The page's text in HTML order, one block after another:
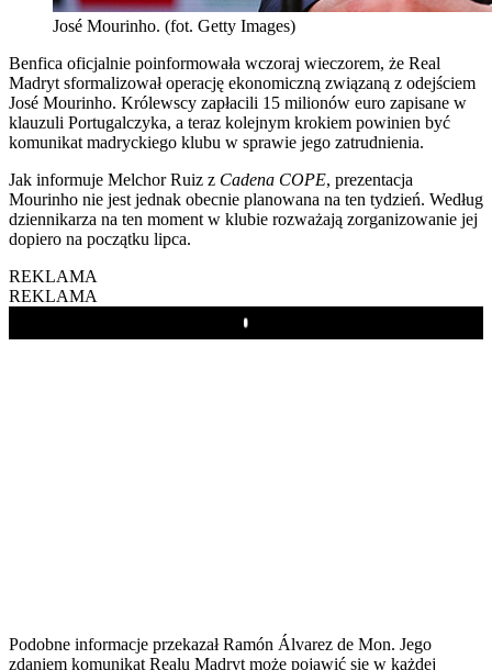
José Mourinho. (fot. Getty Images)
Benfica oficjalnie poinformowała wczoraj wieczorem, że Real
Madryt sformalizował operację ekonomiczną związaną z odejściem
José Mourinho. Królewscy zapłacili 15 milionów euro zapisane w
klauzuli Portugalczyka, a teraz kolejnym krokiem powinien być
komunikat madryckiego klubu w sprawie jego zatrudnienia.
Jak informuje Melchor Ruiz z Cadena COPE, prezentacja
Mourinho nie jest jednak obecnie planowana na ten tydzień. Według
dziennikarza na ten moment w klubie rozważają zorganizowanie jej
dopiero na początku lipca.
REKLAMA
REKLAMA
Play
Podobne informacje przekazał Ramón Álvarez de Mon. Jego
zdaniem komunikat Realu Madryt może pojawić się w każdej